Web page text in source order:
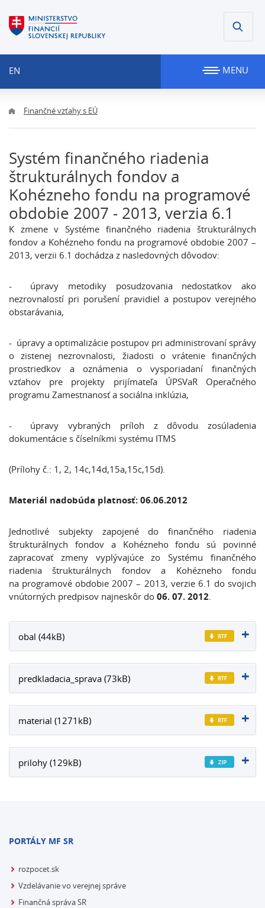
EN MENU
Finančné vzťahy s EÚ
Systém finančného riadenia
štrukturálnych fondov a
Kohézneho fondu na programové
obdobie 2007 - 2013, verzia 6.1
K zmene v Systéme finančného riadenia štrukturálnych
fondov a Kohézneho fondu na programové obdobie 2007 –
2013, verzii 6.1 dochádza z nasledovných dôvodov:
- úpravy metodiky posudzovania nedostatkov ako
nezrovnalostí pri porušení pravidiel a postupov verejného
obstarávania,
- úpravy a optimalizácie postupov pri administrovaní správy
o zistenej nezrovnalosti, žiadosti o vrátenie finančných
prostriedkov a oznámenia o vysporiadaní finančných
vzťahov pre projekty prijímateľa ÚPSVaR Operačného
programu Zamestnanosť a sociálna inklúzia,
- úpravy vybraných príloh z dôvodu zosúladenia
dokumentácie s číselníkmi systému ITMS
(Prílohy č.: 1, 2, 14c,14d,15a,15c,15d).
Materiál nadobúda platnosť: 06.06.2012
Jednotlivé subjekty zapojené do finančného riadenia
štrukturálnych fondov a Kohézneho fondu sú povinné
zapracovať zmeny vyplývajúce zo Systému finančného
riadenia štrukturálnych fondov a Kohézneho fondu
na programové obdobie 2007 – 2013, verzie 6.1 do svojich
vnútorných predpisov najneskôr do 06. 07. 2012.
obal (44kB)
predkladacia_sprava (73kB)
material (1271kB)
prilohy (129kB)
PORTÁLY MF SR
rozpocet.sk
Vzdelávanie vo verejnej správe
Finančná správa SR